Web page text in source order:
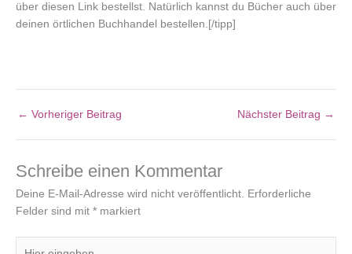
über diesen Link bestellst. Natürlich kannst du Bücher auch über
deinen örtlichen Buchhandel bestellen.[/tipp]
← Vorheriger Beitrag Nächster Beitrag →
Schreibe einen Kommentar
Deine E-Mail-Adresse wird nicht veröffentlicht. Erforderliche
Felder sind mit * markiert